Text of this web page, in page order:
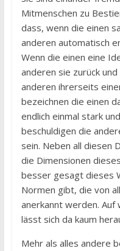
Mitmenschen zu
dass, wenn die einen
anderen automatisch
Wenn die einen eine
anderen sie zurück
anderen ihrerseits
bezeichnen die einen
endlich einmal stark
beschuldigen die
sein. Neben all diesen
die Dimensionen
besser gesagt dieses
Normen gibt, die von
anerkannt werden.
lässt sich da kaum
Mehr als alles andere